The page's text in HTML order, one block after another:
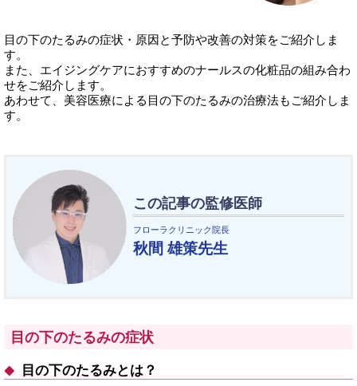
目の下のたるみの症状・原因と予防や改善の対策をご紹介しま
す。
また、エイジングケアにおすすめのナールスの化粧品の組み合わ
せをご紹介します。
あわせて、美容医療による目の下のたるみの治療法もご紹介しま
す。
この記事の監修医師
フローラクリニック院長
秋間 雄策先生
目の下のたるみの症状
目の下のたるみとは？